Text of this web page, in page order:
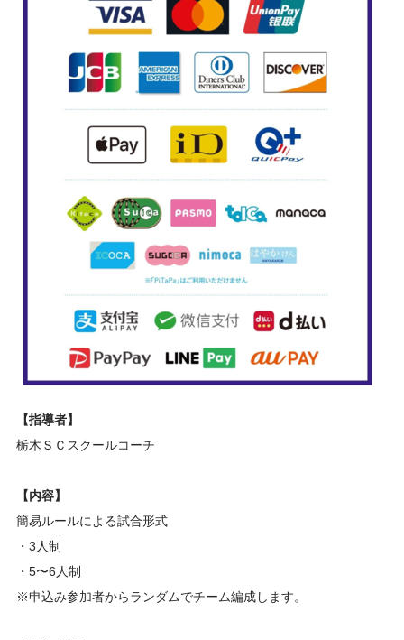
【指導者】
栃木ＳＣスクールコーチ
【内容】
簡易ルールによる試合形式
・3人制
・5〜6人制
※申込み参加者からランダムでチーム編成します。